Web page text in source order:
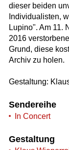
dieser beiden
Individualisten,
Lupino". Am 11.
2016
Grund, diese
Archiv zu holen.
Gestaltung:
Sendereihe
In Concert
Gestaltung